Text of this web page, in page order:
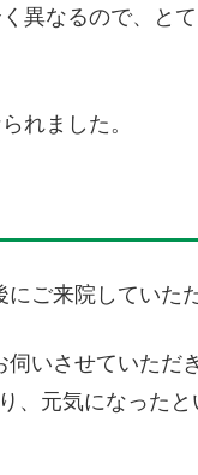
異なるので、と
れました。
ご来院していた
いさせていただ
、元気になった